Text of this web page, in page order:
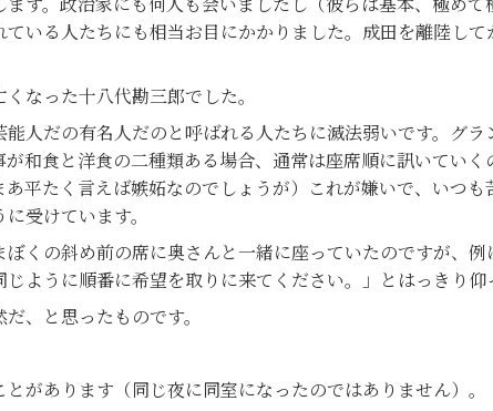
いる人たちにも相当お目にかかりました。成田を離陸し
なった十八代勘三郎でした。
人だの有名人だのと呼ばれる人たちに滅法弱いです。グ
和食と洋食の二種類ある場合、通常は座席順に訊いてい
平たく言えば嫉妬なのでしょうが）これが嫌いで、いつ
受けています。
くの斜め前の席に奥さんと一緒に座っていたのですが、
ように順番に希望を取りに来てください。」とはっきり仰
、と思ったものです。
があります（同じ夜に同室になったのではありません）。